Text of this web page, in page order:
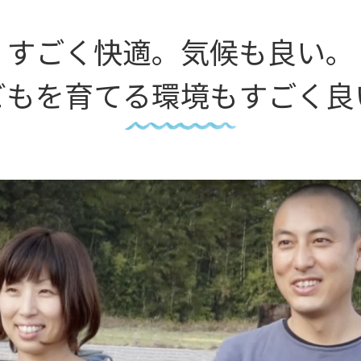
すごく快適。気候も良い。
を育てる環境もすごく